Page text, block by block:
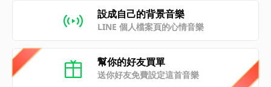
設成自己的背景音樂
LINE 個人檔案頁的心情音樂
幫你的好友買單
送你好友免費設定這首音樂